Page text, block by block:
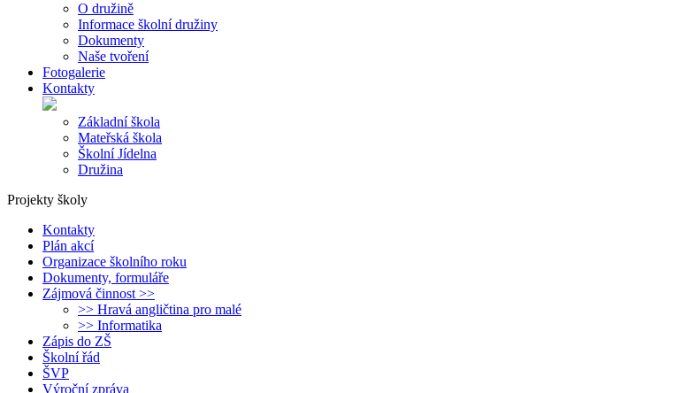
O družině
Informace školní družiny
Dokumenty
Naše tvoření
Fotogalerie
Kontakty
Základní škola
Mateřská škola
Školní Jídelna
Družina
Projekty školy
Kontakty
Plán akcí
Organizace školního roku
Dokumenty, formuláře
Zájmová činnost >>
>> Hravá angličtina pro malé
>> Informatika
Zápis do ZŠ
Školní řád
ŠVP
Výroční zpráva